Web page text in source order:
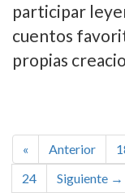
participar
cuentos
propias
« Anterior
24
Siguiente →